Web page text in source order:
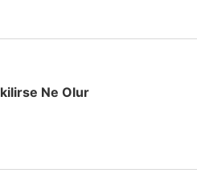
Ne Olur